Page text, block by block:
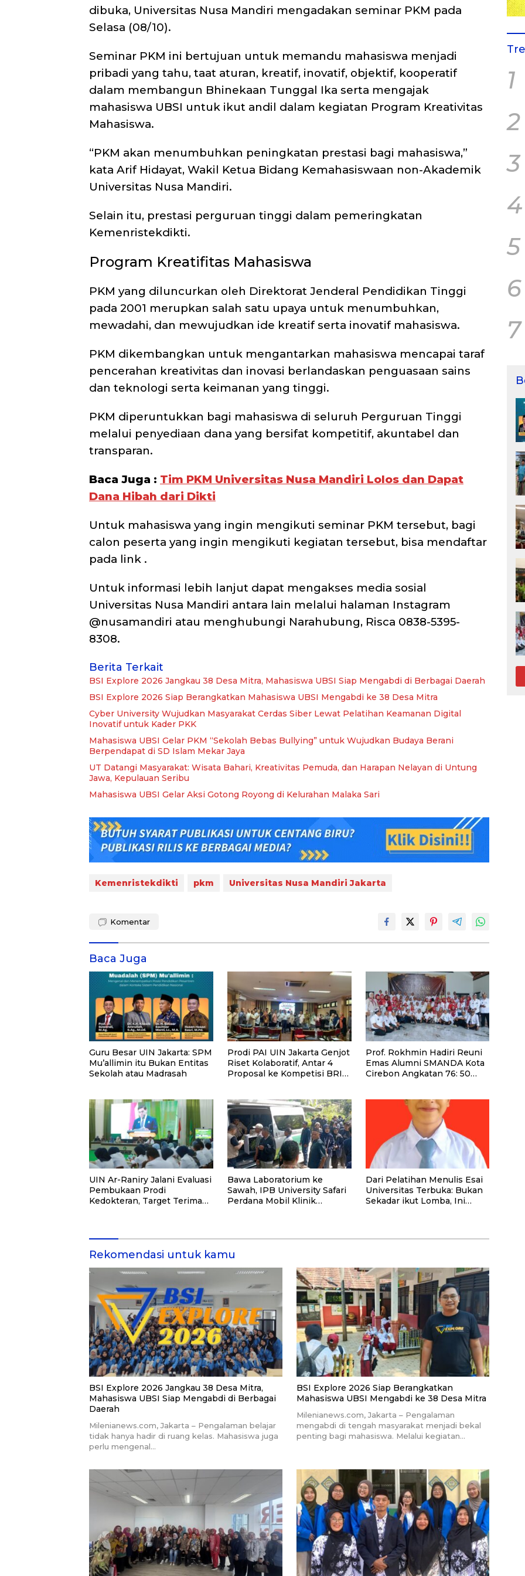
dibuka, Universitas Nusa Mandiri mengadakan seminar PKM pada
Selasa (08/10).
Seminar PKM ini bertujuan untuk memandu mahasiswa menjadi
pribadi yang tahu, taat aturan, kreatif, inovatif, objektif, kooperatif
dalam membangun Bhinekaan Tunggal Ika serta mengajak
mahasiswa UBSI untuk ikut andil dalam kegiatan Program Kreativitas
Mahasiswa.
“PKM akan menumbuhkan peningkatan prestasi bagi mahasiswa,”
kata Arif Hidayat, Wakil Ketua Bidang Kemahasiswaan non-Akademik
Universitas Nusa Mandiri.
Selain itu, prestasi perguruan tinggi dalam pemeringkatan
Kemenristekdikti.
Program Kreatifitas Mahasiswa
PKM yang diluncurkan oleh Direktorat Jenderal Pendidikan Tinggi
pada 2001 merupkan salah satu upaya untuk menumbuhkan,
mewadahi, dan mewujudkan ide kreatif serta inovatif mahasiswa.
PKM dikembangkan untuk mengantarkan mahasiswa mencapai taraf
pencerahan kreativitas dan inovasi berlandaskan penguasaan sains
dan teknologi serta keimanan yang tinggi.
PKM diperuntukkan bagi mahasiswa di seluruh Perguruan Tinggi
melalui penyediaan dana yang bersifat kompetitif, akuntabel dan
transparan.
Baca Juga : Tim PKM Universitas Nusa Mandiri Lolos dan Dapat
Dana Hibah dari Dikti
Untuk mahasiswa yang ingin mengikuti seminar PKM tersebut, bagi
calon peserta yang ingin mengikuti kegiatan tersebut, bisa mendaftar
pada link .
Untuk informasi lebih lanjut dapat mengakses media sosial
Universitas Nusa Mandiri antara lain melalui halaman Instagram
@nusamandiri atau menghubungi Narahubung, Risca 0838-5395-
8308.
Berita Terkait
BSI Explore 2026 Jangkau 38 Desa Mitra, Mahasiswa UBSI Siap Mengabdi di Berbagai Daerah
BSI Explore 2026 Siap Berangkatkan Mahasiswa UBSI Mengabdi ke 38 Desa Mitra
Cyber University Wujudkan Masyarakat Cerdas Siber Lewat Pelatihan Keamanan Digital
Inovatif untuk Kader PKK
Mahasiswa UBSI Gelar PKM “Sekolah Bebas Bullying” untuk Wujudkan Budaya Berani
Berpendapat di SD Islam Mekar Jaya
UT Datangi Masyarakat: Wisata Bahari, Kreativitas Pemuda, dan Harapan Nelayan di Untung
Jawa, Kepulauan Seribu
Mahasiswa UBSI Gelar Aksi Gotong Royong di Kelurahan Malaka Sari
Kemenristekdikti pkm Universitas Nusa Mandiri Jakarta
Komentar
Baca Juga
Guru Besar UIN Jakarta: SPM
Mu’allimin itu Bukan Entitas
Sekolah atau Madrasah
Prodi PAI UIN Jakarta Genjot
Riset Kolaboratif, Antar 4
Proposal ke Kompetisi BRIN
Prof. Rokhmin Hadiri Reuni
Emas Alumni SMANDA Kota
Cirebon Angkatan 76: 50
UIN Ar-Raniry Jalani Evaluasi
Pembukaan Prodi
Kedokteran, Target Terima
Bawa Laboratorium ke
Sawah, IPB University Safari
Perdana Mobil Klinik
Dari Pelatihan Menulis Esai
Universitas Terbuka: Bukan
Sekadar ikut Lomba, Ini
Rekomendasi untuk kamu
BSI Explore 2026 Jangkau 38 Desa Mitra,
Mahasiswa UBSI Siap Mengabdi di Berbagai
Daerah
Milenianews.com, Jakarta – Pengalaman belajar
tidak hanya hadir di ruang kelas. Mahasiswa juga
perlu mengenal…
BSI Explore 2026 Siap Berangkatkan
Mahasiswa UBSI Mengabdi ke 38 Desa Mitra
Milenianews.com, Jakarta – Pengalaman
mengabdi di tengah masyarakat menjadi bekal
penting bagi mahasiswa. Melalui kegiatan…
1
2
3
4
5
6
7